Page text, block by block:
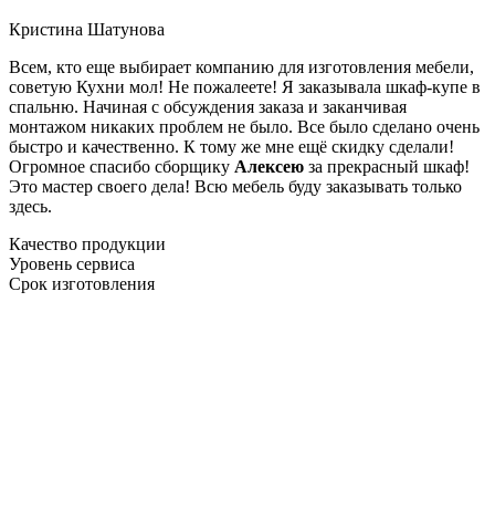
Кристина Шатунова
Всем, кто еще выбирает компанию для изготовления мебели,
советую Кухни мол! Не пожалеете! Я заказывала шкаф-купе в
спальню. Начиная с обсуждения заказа и заканчивая
монтажом никаких проблем не было. Все было сделано очень
быстро и качественно. К тому же мне ещё скидку сделали!
Огромное спасибо сборщику Алексею за прекрасный шкаф!
Это мастер своего дела! Всю мебель буду заказывать только
здесь.
Качество продукции
Уровень сервиса
Срок изготовления